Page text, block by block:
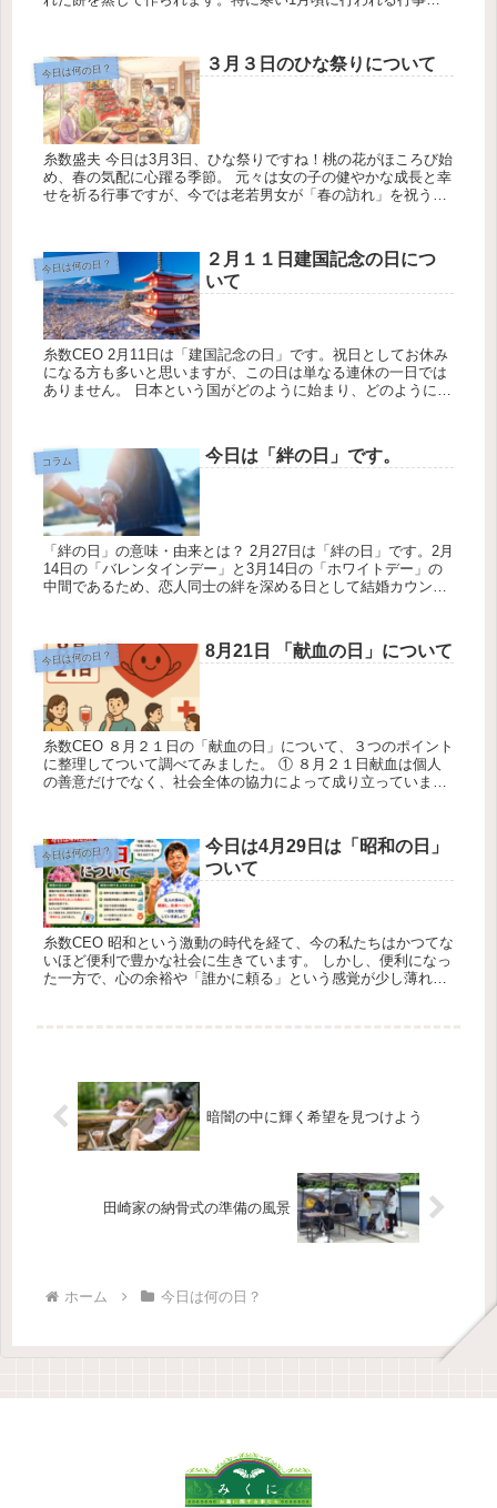
今日は何の日？ ３月３日のひな祭りについて
糸数盛夫 今日は3月3日、ひな祭りですね！桃の花がほころび始
め、春の気配に心躍る季節。 元々は女の子の健やかな成長と幸
せを祈る行事ですが、今では老若男女が「春の訪れ」を祝う華
今日は何の日？
２月１１日建国記念の日につ
いて
糸数CEO 2月11日は「建国記念の日」です。祝日としてお休み
になる方も多いと思いますが、この日は単なる連休の一日では
ありません。 日本という国がどのように始まり、どのように受
コラム 今日は「絆の日」です。
「絆の日」の意味・由来とは？ 2月27日は「絆の日」です。2月
14日の「バレンタインデー」と3月14日の「ホワイトデー」の
中間であるため、恋人同士の絆を深める日として結婚カウンセ
今日は何の日？ 8月21日 「献血の日」について
糸数CEO ８月２１日の「献血の日」について、３つのポイント
に整理してついて調べてみました。 ① ８月２１日献血は個人
の善意だけでなく、社会全体の協力によって成り立っていま
今日は何の日？
今日は4月29日は「昭和の日」
ついて
糸数CEO 昭和という激動の時代を経て、今の私たちはかつてな
いほど便利で豊かな社会に生きています。 しかし、便利になっ
た一方で、心の余裕や「誰かに頼る」という感覚が少し薄れて
暗闇の中に輝く希望を見つけよう
田崎家の納骨式の準備の風景
ホーム 今日は何の日？